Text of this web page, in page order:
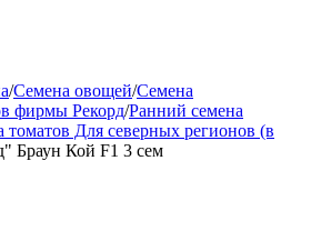
/Семена овощей/Семена
фирмы Рекорд/Ранний семена
Для северных регионов (в
Браун Кой F1 3 сем